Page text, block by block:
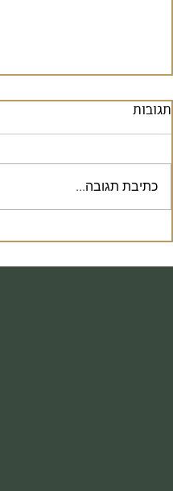
אם העסק שלך גם היה
שלך?
תגובות
כתיבת תגובה...